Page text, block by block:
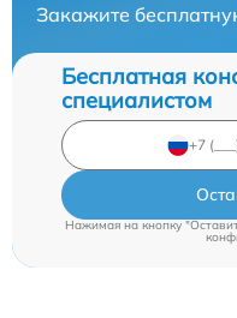
Закажите
Бесплатная
специалистом
Нажимая на кнопку